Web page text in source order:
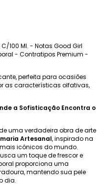
100 Ml. - Notas Good Girl
- Contratipos Premium -
perfeita para ocasiões
as características olfativas,
a Sofisticação Encontra o
uma verdadeira obra de arte
Artesanal, inspirado na
mais icônicos do mundo.
um toque de frescor e
proporciona uma
mantendo sua pele
dia.